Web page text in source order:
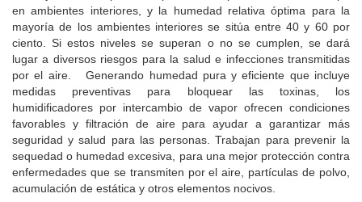
en ambientes interiores, y la humedad relativa óptima para la
mayoría de los ambientes interiores se sitúa entre 40 y 60 por
ciento. Si estos niveles se superan o no se cumplen, se dará
lugar a diversos riesgos para la salud e infecciones transmitidas
por el aire. Generando humedad pura y eficiente que incluye
medidas preventivas para bloquear las toxinas, los
humidificadores por intercambio de vapor ofrecen condiciones
favorables y filtración de aire para ayudar a garantizar más
seguridad y salud para las personas. Trabajan para prevenir la
sequedad o humedad excesiva, para una mejor protección contra
enfermedades que se transmiten por el aire, partículas de polvo,
acumulación de estática y otros elementos nocivos.